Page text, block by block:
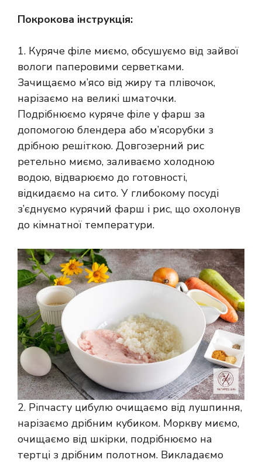
Покрокова інструкція:
1. Куряче філе миємо, обсушуємо від зайвої
вологи паперовими серветками.
Зачищаємо м’ясо від жиру та плівочок,
нарізаємо на великі шматочки.
Подрібнюємо куряче філе у фарш за
допомогою блендера або м’ясорубки з
дрібною решіткою. Довгозерний рис
ретельно миємо, заливаємо холодною
водою, відварюємо до готовності,
відкидаємо на сито. У глибокому посуді
з’єднуємо курячий фарш і рис, що охолонув
до кімнатної температури.
2. Ріпчасту цибулю очищаємо від лушпиння,
нарізаємо дрібним кубиком. Моркву миємо,
очищаємо від шкірки, подрібнюємо на
тертці з дрібним полотном. Викладаємо